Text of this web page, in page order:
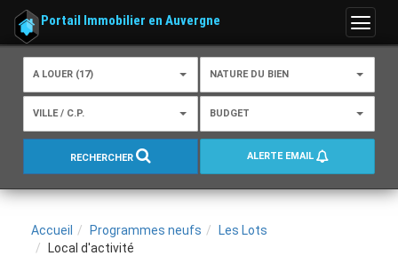
Menu
Portail Immobilier en Auvergne
A LOUER (17) NATURE DU BIEN
VILLE / C.P. BUDGET
RECHERCHER ALERTE EMAIL
Accueil Programmes neufs
Les Lots
Local d'activité